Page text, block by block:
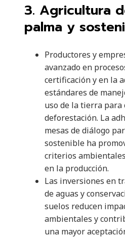
3. Agricultura
palma y
Productores y
avanzado en
certificación y en la
estándares de
uso de la tierra para
deforestación. La
mesas de diálogo
sostenible ha
criterios
en la producción.
Las inversiones en
de aguas y
suelos reducen
ambientales y
una mayor